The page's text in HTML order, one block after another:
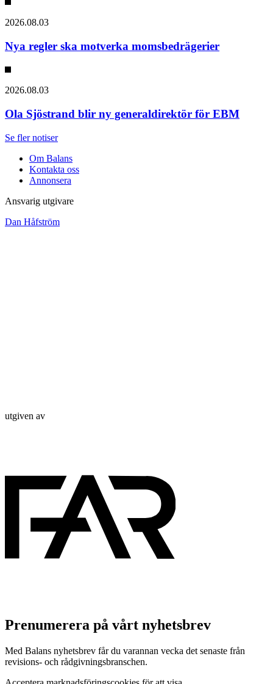
2026.08.03
Nya regler ska motverka momsbedrägerier
2026.08.03
Ola Sjöstrand blir ny generaldirektör för EBM
Se fler notiser
Om Balans
Kontakta oss
Annonsera
Ansvarig utgivare
Dan Håfström
utgiven av
Prenumerera på vårt nyhetsbrev
Med Balans nyhetsbrev får du varannan vecka det senaste från
revisions- och rådgivningsbranschen.